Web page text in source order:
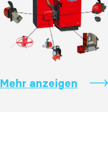
Mehr anzeigen